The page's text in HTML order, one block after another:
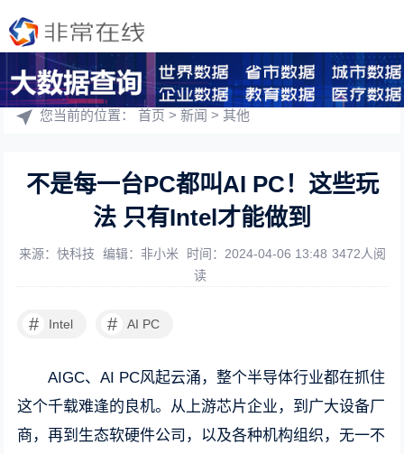
您当前的位置：首页 >新闻 >其他
不是每一台PC都叫AI PC！这些玩
法 只有Intel才能做到
来源：快科技 编辑：非小米 时间：2024-04-06 13:48 3472人阅
读
# Intel # AI PC
AIGC、AI PC风起云涌，整个半导体行业都在抓住
这个千载难逢的良机。从上游芯片企业，到广大设备厂
商，再到生态软硬件公司，以及各种机构组织，无一不